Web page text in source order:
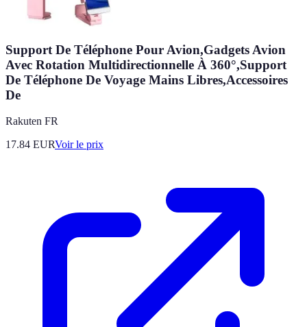
Support De Téléphone Pour Avion,Gadgets Avion
Avec Rotation Multidirectionnelle À 360°,Support
De Téléphone De Voyage Mains Libres,Accessoires
De
Rakuten FR
17.84 EURVoir le prix